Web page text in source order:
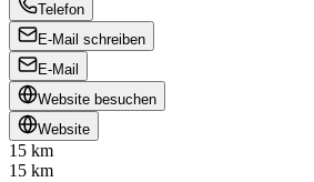
Telefon
E-Mail schreiben
E-Mail
Website besuchen
Website
15 km
15 km